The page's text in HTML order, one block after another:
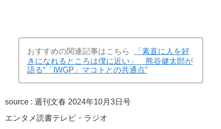
おすすめの関連記事はこちら
「素直に人を好
きになれるところは僕に近い」 熊谷健太郎が
語る“「IWGP」マコトとの共通点”
source : 週刊文春 2024年10月3日号
エンタメ読書テレビ・ラジオ